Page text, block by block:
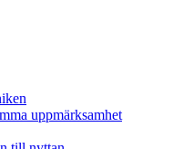
uppmärksamhet